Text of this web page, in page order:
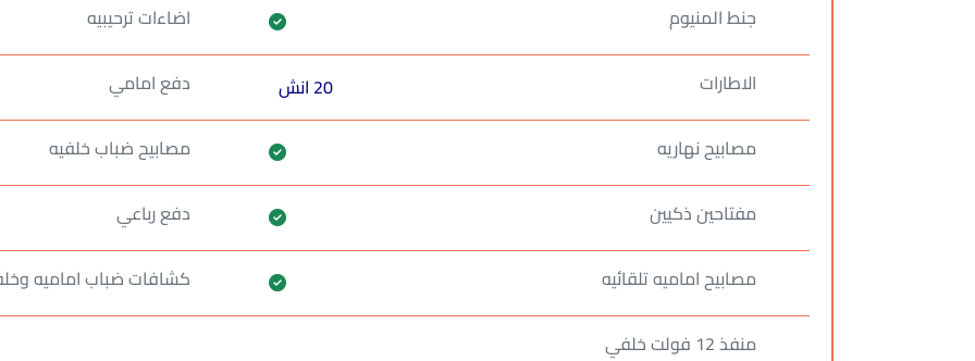
جنط المنيوم
اضاءات ترحيبيه
الاطارات
20 انش
دفع امامي
مصابيح نهاريه
مصابيح ضباب خلفيه
مفتاحين ذكيين
دفع رباعي
مصابيح اماميه تلقائيه
كشافات ضباب اماميه
منفذ 12 فولت خلفي